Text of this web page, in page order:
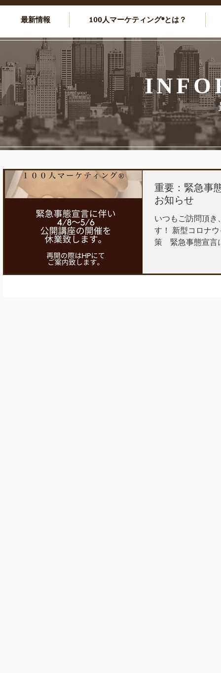
最新情報 100人マーケティング®とは？
重要：緊急事
お知らせ
いつもご訪問頂き
す！ 新型コロナウイルス感染拡大防止対
策 緊急事態宣言に伴い、